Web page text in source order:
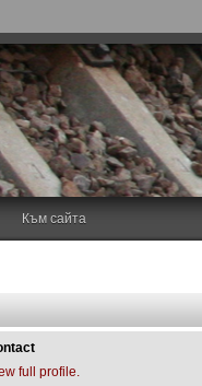
Към сайта
full profile.